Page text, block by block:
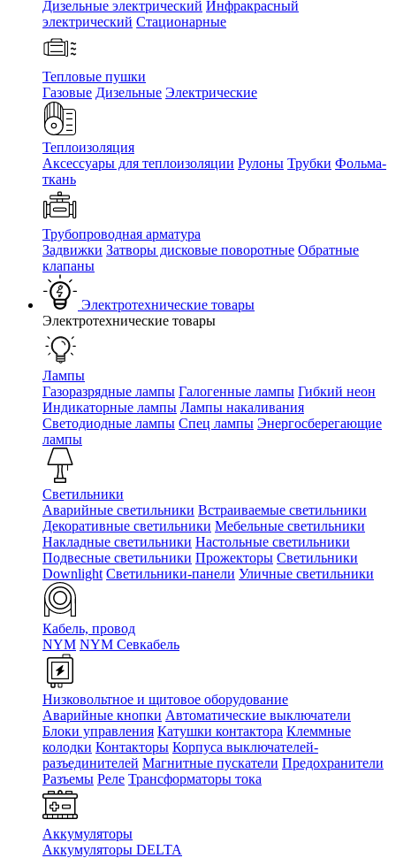
Дизельные электрический Инфракрасный
электрический Стационарные
Тепловые пушки
Газовые Дизельные Электрические
Теплоизоляция
Аксессуары для теплоизоляции Рулоны Трубки Фольма-
ткань
Трубопроводная арматура
Задвижки Затворы дисковые поворотные Обратные
клапаны
Электротехнические товары
Электротехнические товары
Лампы
Газоразрядные лампы Галогенные лампы Гибкий неон
Индикаторные лампы Лампы накаливания
Светодиодные лампы Спец лампы Энергосберегающие
лампы
Светильники
Аварийные светильники Встраиваемые светильники
Декоративные светильники Мебельные светильники
Накладные светильники Настольные светильники
Подвесные светильники Прожекторы Светильники
Downlight Светильники-панели Уличные светильники
Кабель, провод
NYM NYM Севкабель
Низковольтное и щитовое оборудование
Аварийные кнопки Автоматические выключатели
Блоки управления Катушки контактора Клеммные
колодки Контакторы Корпуса выключателей-
разъединителей Магнитные пускатели Предохранители
Разъемы Реле Трансформаторы тока
Аккумуляторы
Аккумуляторы DELTA